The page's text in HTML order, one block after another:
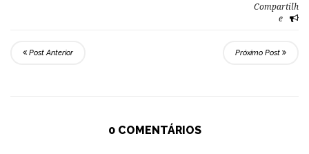
Compartilh
e
Post Anterior Próximo Post
0 COMENTÁRIOS